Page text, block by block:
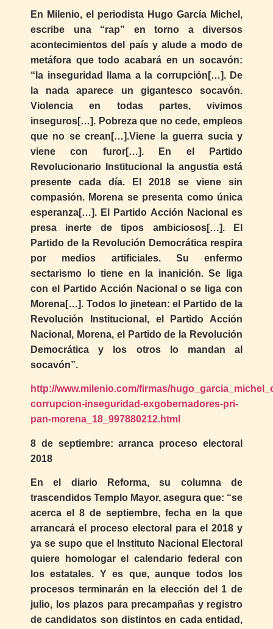
En Milenio, el periodista Hugo García Michel,
escribe una “rap” en torno a diversos
acontecimientos del país y alude a modo de
metáfora que todo acabará en un socavón:
“la inseguridad llama a la corrupción[…]. De
la nada aparece un gigantesco socavón.
Violencia en todas partes, vivimos
inseguros[…]. Pobreza que no cede, empleos
que no se crean[…].Viene la guerra sucia y
viene con furor[…]. En el Partido
Revolucionario Institucional la angustia está
presente cada día. El 2018 se viene sin
compasión. Morena se presenta como única
esperanza[…]. El Partido Acción Nacional es
presa inerte de tipos ambiciosos[…]. El
Partido de la Revolución Democrática respira
por medios artificiales. Su enfermo
sectarismo lo tiene en la inanición. Se liga
con el Partido Acción Nacional o se liga con
Morena[…]. Todos lo jinetean: el Partido de la
Revolución Institucional, el Partido Acción
Nacional, Morena, el Partido de la Revolución
Democrática y los otros lo mandan al
socavón”.
http://www.milenio.com/firmas/
corrupcion-inseguridad-exgobernadores-pri-
pan-morena_18_997880212.html
8 de septiembre: arranca proceso electoral
2018
En el diario Reforma, su columna de
trascendidos Templo Mayor, asegura que: “se
acerca el 8 de septiembre, fecha en la que
arrancará el proceso electoral para el 2018 y
ya se supo que el Instituto Nacional Electoral
quiere homologar el calendario federal con
los estatales. Y es que, aunque todos los
procesos terminarán en la elección del 1 de
julio, los plazos para precampañas y registro
de candidatos son distintos en cada entidad,